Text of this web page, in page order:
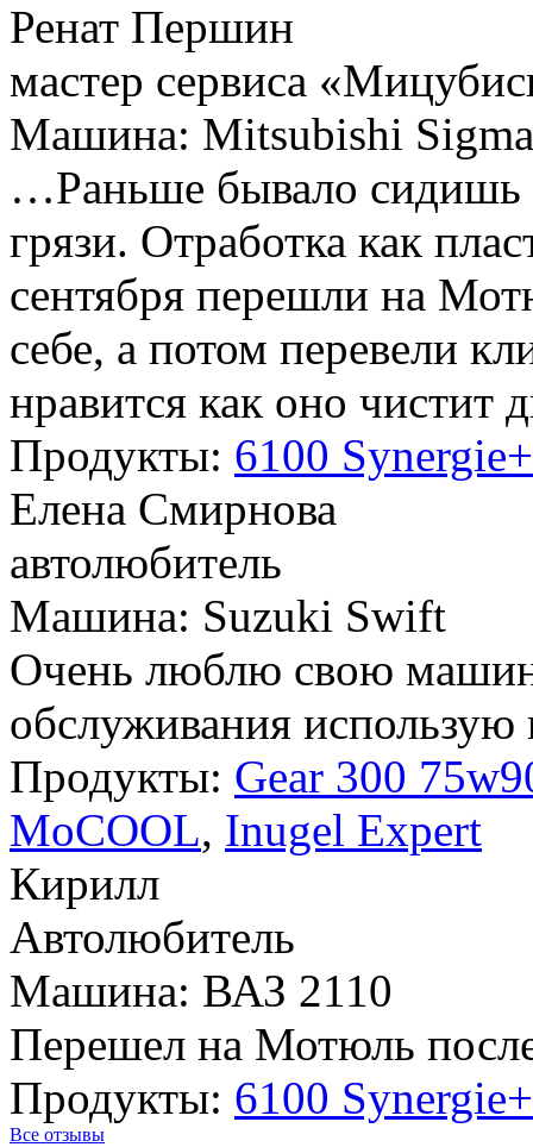
Ренат Першин
мастер сервиса
Машина: Mitsubishi Sigma
…Раньше бывало
грязи. Отработка как
сентября перешли на
себе, а потом перевели
нравится как оно чистит
Продукты: 6100
Елена Смирнова
автолюбитель
Машина: Suzuki Swift
Очень люблю свою
обслуживания использую
Продукты: Gear 300
MoCOOL, Inugel Expert
Кирилл
Автолюбитель
Машина: ВАЗ 2110
Перешел на Мотюль
Продукты: 6100
Все отзывы